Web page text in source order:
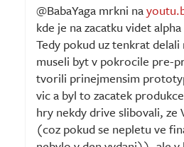
@BabaYaga mrkni na
kde je na zacatku videt
Tedy pokud uz tenkrat
museli byt v pokrocile pre-
tvorili prinejmensim
vic a byl to zacatek
hry nekdy drive slibovali, ze
(coz pokud se nepletu ve